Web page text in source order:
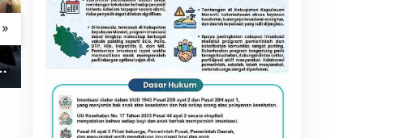
»
Rp52 Juta Santunan BPJS
Disalurkan, Meranti Perluas
Perlindungan Pekerja
Rentan
Pemkab Labuhanbatu
Resmi Buka Diklat
Paskibraka, Siapkan 50
Pelajar Kibarkan Merah
Putih 17 Agustus